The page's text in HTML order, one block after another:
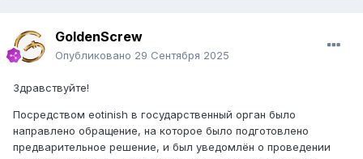
GoldenScrew
Опубликовано 29 Сентября 2025
Здравствуйте!
Посредством eotinish в государственный орган было
направлено обращение, на которое было подготовлено
предварительное решение, и был уведомлён о проведении